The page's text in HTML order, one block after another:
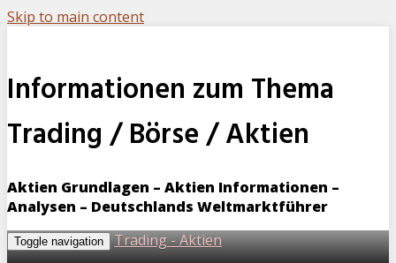
Skip to main content
Informationen zum Thema
Trading / Börse / Aktien
Aktien Grundlagen – Aktien Informationen –
Analysen – Deutschlands Weltmarktführer
Toggle navigation
Trading - Aktien